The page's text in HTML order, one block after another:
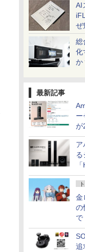
AI
ぜ
総
化
か
最新記事
ー
が
ア
る
ル
金
の
で
配
報
追